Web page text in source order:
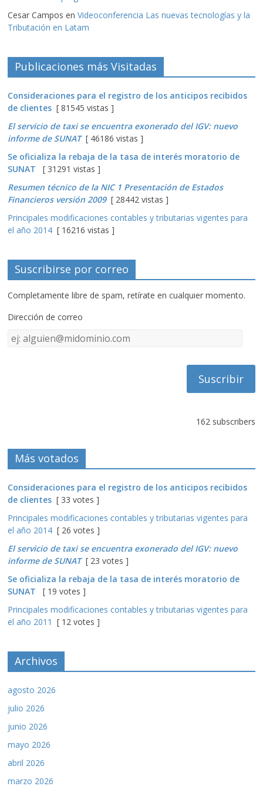
Cesar Campos enVideoconferencia Las nuevas tecnologías y la
Tributación en Latam
Publicaciones más Visitadas
Consideraciones para el registro de los anticipos recibidos
de clientes [ 81545 vistas ]
El servicio de taxi se encuentra exonerado del IGV: nuevo
informe de SUNAT[ 46186 vistas ]
Se oficializa la rebaja de la tasa de interés moratorio de
SUNAT
[ 31291 vistas ]
Resumen técnico de la NIC 1 Presentación de Estados
Financieros versión 2009[ 28442 vistas ]
Principales modificaciones contables y tributarias vigentes para
el año 2014 [ 16216 vistas ]
Suscribirse por correo
Completamente libre de spam, retírate en cualquier momento.
Dirección de correo
Dirección
de
162 subscribers
Más votados
Consideraciones para el registro de los anticipos recibidos
de clientes [ 33 votes ]
Principales modificaciones contables y tributarias vigentes para
el año 2014 [ 26 votes ]
El servicio de taxi se encuentra exonerado del IGV: nuevo
informe de SUNAT[ 23 votes ]
Se oficializa la rebaja de la tasa de interés moratorio de
SUNAT
[ 19 votes ]
Principales modificaciones contables y tributarias vigentes para
el año 2011 [ 12 votes ]
Archivos
agosto 2026
julio 2026
junio 2026
mayo 2026
abril 2026
marzo 2026